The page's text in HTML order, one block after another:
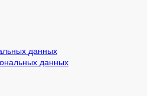
данных
данных